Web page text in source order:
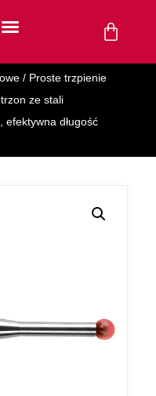
/ Proste trzpienie
ze stali
efektywna długość